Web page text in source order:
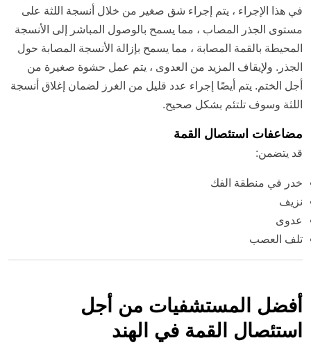
في هذا الإجراء ، يتم إجراء شق صغير من خلال أنسجة اللثة على
مستوى الجذر المصاب ، مما يسمح بالوصول المباشر إلى الأنسجة
المحيطة بالقمة المصابة ، مما يسمح بإزالة الأنسجة المصابة حول
الجذر. ولإيقاف المزيد من العدوى ، يتم عمل حشوة صغيرة من
أجل الختم. يتم أيضًا إجراء عدد قليل من الغرز لضمان إغلاق أنسجة
اللثة وسوف تلتئم بشكل صحيح.
مضاعفات استئصال القمة
قد يتضمن:
خدر في منطقة الفك
نزيف
عدوى
تلف العصب
أفضل المستشفيات من أجل
استئصال القمة في الهند